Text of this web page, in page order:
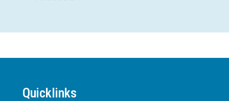
Quicklinks